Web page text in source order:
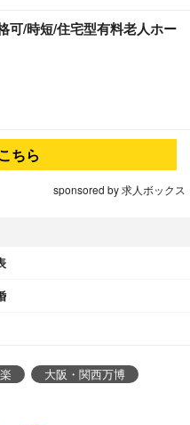
可/時短/住宅型有料老人ホー
ちら
sponsored by 求人ボックス
大阪・関西万博